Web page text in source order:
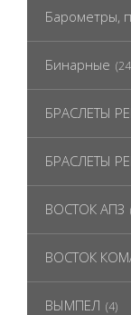
Барометры,
Бинарные
БРАСЛЕТЫ
БРАСЛЕТЫ
ВОСТОК АПЗ
ВОСТОК
ВЫМПЕЛ (4)